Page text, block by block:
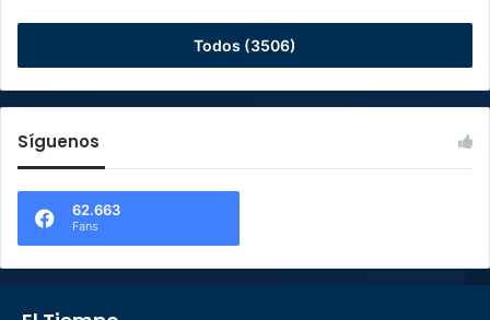
Todos (3506)
Síguenos
62.663
Fans